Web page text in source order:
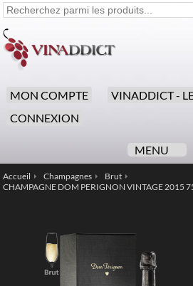
MON COMPTE
VINADDICT -
CONNEXION
MENU
Accueil Champagnes
/
Brut
/
CHAMPAGNE DOM PERIGNON VINTAGE 2015